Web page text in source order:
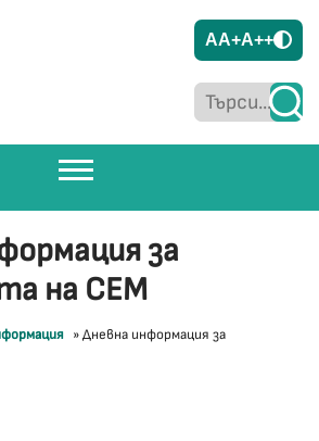
AA+A++
за
на СЕМ
»Дневна информация за